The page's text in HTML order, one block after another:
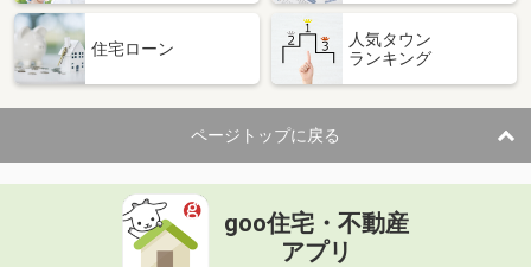
住宅ローン
人気タウン
ランキング
ページトップに戻る
goo住宅・不動産
アプリ